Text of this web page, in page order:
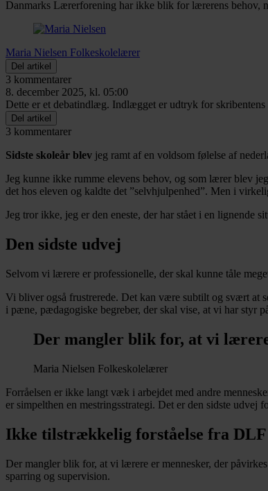
Danmarks Lærerforening har ikke blik for lærerens behov,
Maria Nielsen Folkeskolelærer
Del artikel
3 kommentarer
8. december 2025, kl. 05:00
Dette er et debatindlæg. Indlægget er udtryk for
Del artikel
3 kommentarer
Sidste skoleår blev jeg ramt af en voldsom følelse af
Jeg kunne ikke rumme elevens behov, og som lærer blev
det hos eleven og kaldte det ”selvhjulpenhed”. Men i
Jeg tror ikke, jeg er den eneste, der har stået i en lignende
Den sidste udvej
Selvom vi lærere er professionelle, der skal kunne tåle
Vi bliver også frustrerede. Det kan være subtilt og svært at
i pæne, pædagogiske begreber, der skal vise, at vi har styr
Der mangler blik for, at vi
Maria Nielsen Folkeskolelærer
Forråelsen er ikke langt væk i arbejdet med andre
er simpelthen en mestringsstrategi. Det er den sidste udvej
Ikke tilstrækkelig forståelse fra DLF
Der mangler blik for, at vi lærere er mennesker, der
sparring og supervision.